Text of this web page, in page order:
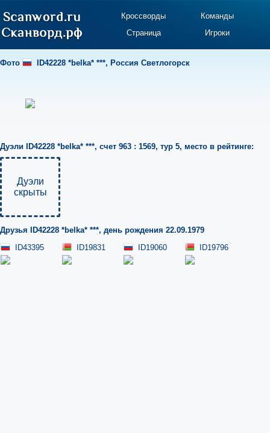
Кроссворды
Команды
Страница
Игроки
Фото ID42228 *belka* ***, Россия Светлогорск
Дуэли ID42228 *belka* ***, счет 963 : 1569, тур 5, место в рейтинге:
Дуэли
скрыты
Друзья ID42228 *belka* ***, день рождения 22.09.1979
ID43395
ID19831 ID19060 ID19796